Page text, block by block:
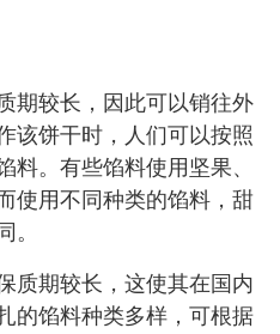
期较长，因此可以销往外
该饼干时，人们可以按照
料。有些馅料使用坚果、
使用不同种类的馅料，甜
。
质期较长，这使其在国内
的馅料种类多样，可根据